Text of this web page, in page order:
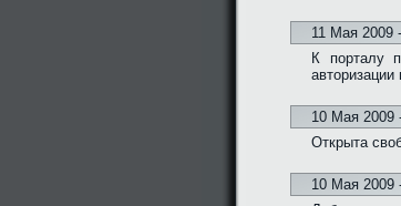
11 Мая 2009
К порталу
авторизации
10 Мая 2009
Открыта
10 Мая 2009